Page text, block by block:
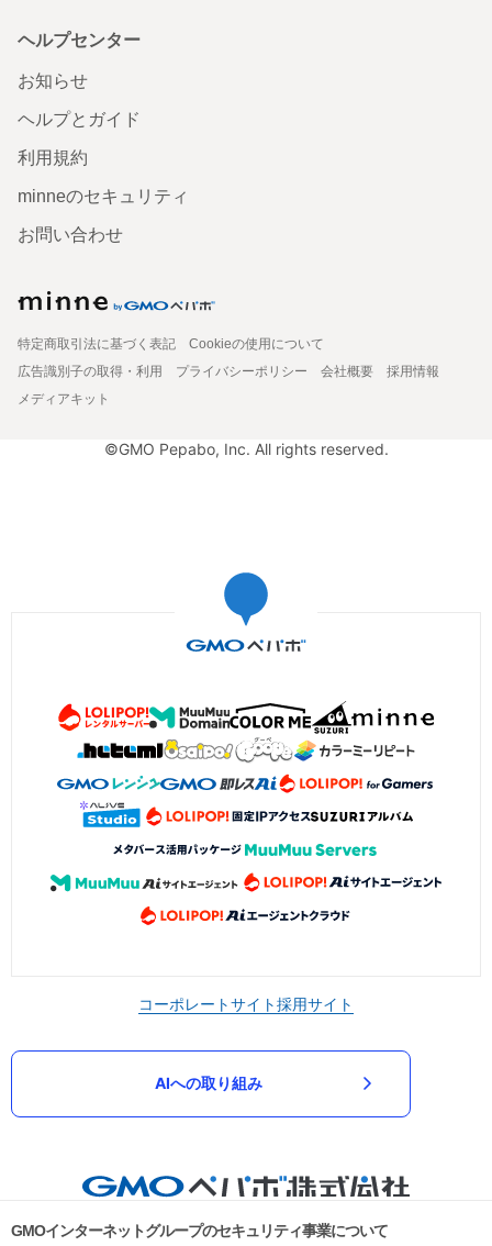
ヘルプセンター
お知らせ
ヘルプとガイド
利用規約
minneのセキュリティ
お問い合わせ
特定商取引法に基づく表記
Cookieの使用について
広告識別子の取得・利用
プライバシーポリシー 会社概要
採用情報
メディアキット
©GMO Pepabo, Inc. All rights reserved.
コーポレートサイト採用サイト
AIへの取り組み
GMOインターネットグループのセキュリティ事業について